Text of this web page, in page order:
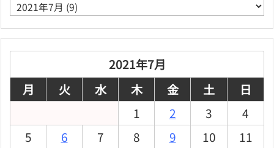
ー
カ
2021年7月
月
火 水 木 金 土
日
1
2 3
4
5
6 7 8 9 10
11